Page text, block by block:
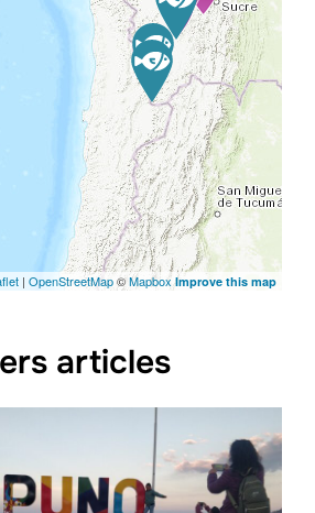
| OpenStreetMap©Mapbox Improve this map
articles